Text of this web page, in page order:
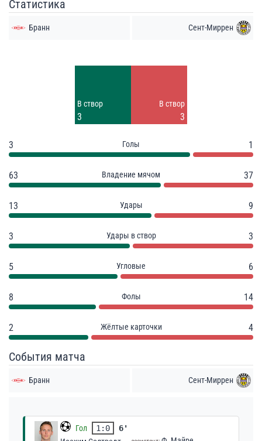
Статистика
Бранн Сент-Миррен
В створ
3
В створ
3
3 Голы 1
63 Владение мячом 37
13 Удары 9
3 Удары в створ 3
5 Угловые 6
8 Фолы 14
2 Жёлтые карточки 4
События матча
Бранн Сент-Миррен
Гол 1:0
6'